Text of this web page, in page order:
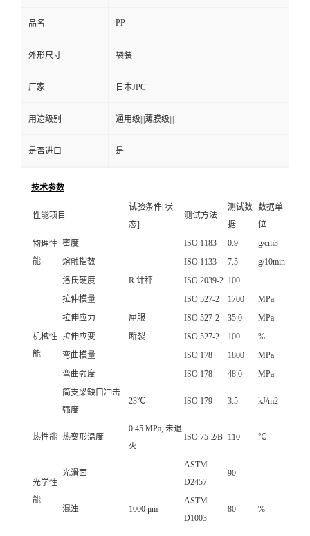
品名 PP
外形尺寸 袋装
厂家 日本JPC
用途级别 通用级|||薄膜级|||
是否进口 是
技术参数
性能项目
试验条件[状
态]
测试方法
测试数
据
数据单
位
物理性
能
密度 ISO 1183 0.9
g/cm3
熔融指数
ISO 1133 7.5 g/10min
机械性
能
洛氏硬度 R 计秤 ISO 2039-2 100
拉伸模量
ISO 527-2 1700
MPa
拉伸应力
屈服 ISO 527-2 35.0
MPa
拉伸应变
断裂 ISO 527-2 100
%
弯曲模量
ISO 178 1800
MPa
弯曲强度
ISO 178 48.0
MPa
简支梁缺口冲击
强度
23℃ ISO 179 3.5 kJ/m2
热性能 热变形温度
0.45 MPa, 未退
火
ISO 75-2/B 110 ℃
光学性
能
光滑面
ASTM
D2457
90
混浊 1000 μm
ASTM
D1003
80 %